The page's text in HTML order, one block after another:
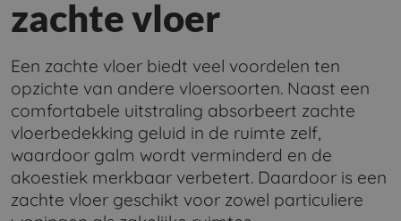
zachte vloer
Een zachte vloer biedt veel voordelen ten
opzichte van andere vloersoorten. Naast een
comfortabele uitstraling absorbeert zachte
vloerbedekking geluid in de ruimte zelf,
waardoor galm wordt verminderd en de
akoestiek merkbaar verbetert. Daardoor is een
zachte vloer geschikt voor zowel particuliere